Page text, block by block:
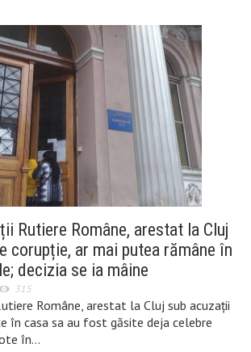
Rutiere Române, arestat la Cluj
corupție, ar mai putea rămâne în
decizia se ia mâine
315
Române, arestat la Cluj sub acuzații
în casa sa au fost găsite deja celebre
în…